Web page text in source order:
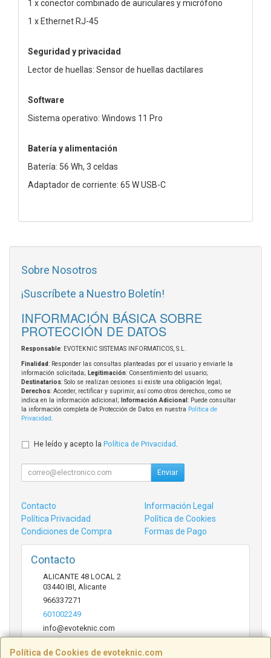
1 x conector combinado de auriculares y micrófono
1 x Ethernet RJ-45
Seguridad y privacidad
Lector de huellas: Sensor de huellas dactilares
Software
Sistema operativo: Windows 11 Pro
Batería y alimentación
Batería: 56 Wh, 3 celdas
Adaptador de corriente: 65 W USB-C
Política de Cookies de evoteknic.com
Sobre Nosotros
¡Suscríbete a Nuestro Boletín!
INFORMACIÓN BÁSICA SOBRE
PROTECCIÓN DE DATOS
Responsable: EVOTEKNIC SISTEMAS INFORMATICOS, S.L.
Finalidad: Responder las consultas planteadas por el usuario y enviarle la
información solicitada; Legitimación: Consentimiento del usuario;
Destinatarios: Solo se realizan cesiones si existe una obligación legal;
Derechos: Acceder, rectificar y suprimir, así como otros derechos, como se
indica en la información adicional;
Información Adicional : Puede consultar
la información completa de Protección de Datos en nuestra Política de
Privacidad
He leído y acepto la Política de Privacidad
Enviar
Contacto
Información Legal
Política Privacidad
Política de Cookies
Condiciones de Compra
Formas de Pago
Contacto
ALICANTE 48 LOCAL 2
03440 IBI Alicante
966337271
601002249
info@evoteknic.com